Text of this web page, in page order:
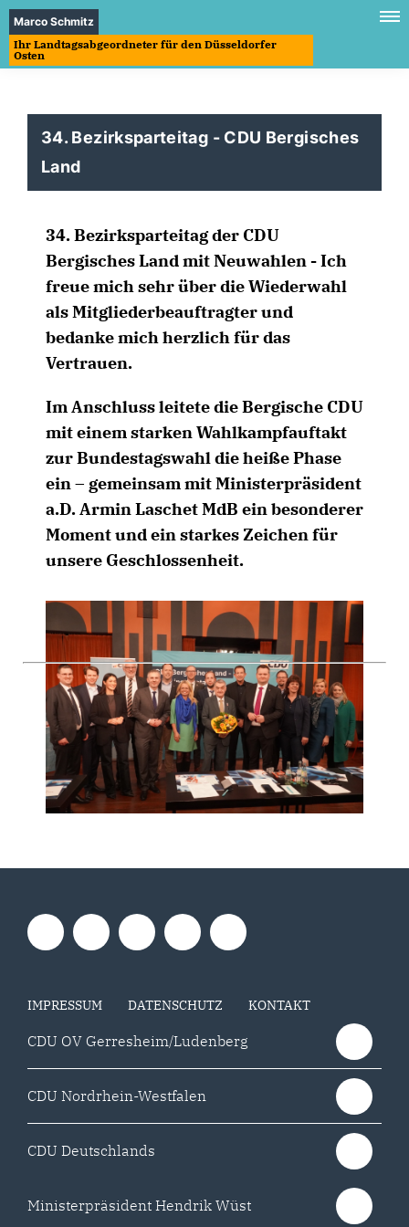
Marco Schmitz
Ihr Landtagsabgeordneter für den Düsseldorfer
Osten
34. Bezirksparteitag - CDU Bergisches
Land
34. Bezirksparteitag der CDU
Bergisches Land mit Neuwahlen - Ich
freue mich sehr über die Wiederwahl
als Mitgliederbeauftragter und
bedanke mich herzlich für das
Vertrauen.
Im Anschluss leitete die Bergische CDU
mit einem starken Wahlkampfauftakt
zur Bundestagswahl die heiße Phase
ein – gemeinsam mit Ministerpräsident
a.D. Armin Laschet MdB ein besonderer
Moment und ein starkes Zeichen für
unsere Geschlossenheit.
IMPRESSUM DATENSCHUTZ KONTAKT
CDU OV Gerresheim/Ludenberg
CDU Nordrhein-Westfalen
CDU Deutschlands
Ministerpräsident Hendrik Wüst